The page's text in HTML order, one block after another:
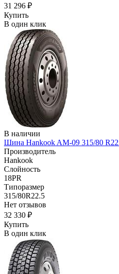
31 296 ₽
Купить
В один клик
В наличии
Шина Hankook AM-09 315/80
Производитель
Hankook
Слойность
18PR
Типоразмер
315/80R22.5
Нет отзывов
32 330 ₽
Купить
В один клик